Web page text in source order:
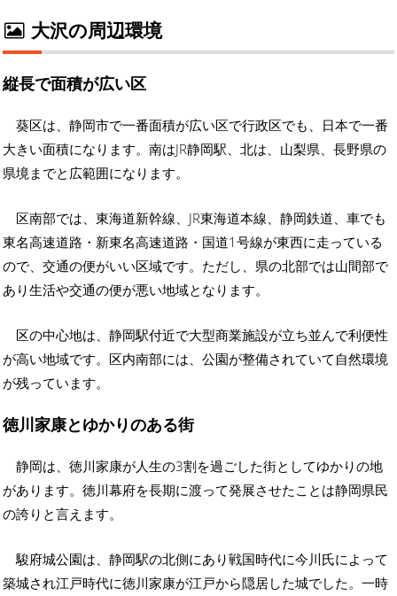
大沢の周辺環境
縦長で面積が広い区
葵区は、静岡市で一番面積が広い区で行政区でも、日本で一番
大きい面積になります。南はJR静岡駅、北は、山梨県、長野県の
県境までと広範囲になります。
区南部では、東海道新幹線、JR東海道本線、静岡鉄道、車でも
東名高速道路・新東名高速道路・国道1号線が東西に走っている
ので、交通の便がいい区域です。ただし、県の北部では山間部で
あり生活や交通の便が悪い地域となります。
区の中心地は、静岡駅付近で大型商業施設が立ち並んで利便性
が高い地域です。区内南部には、公園が整備されていて自然環境
が残っています。
徳川家康とゆかりのある街
静岡は、徳川家康が人生の3割を過ごした街としてゆかりの地
があります。徳川幕府を長期に渡って発展させたことは静岡県民
の誇りと言えます。
駿府城公園は、静岡駅の北側にあり戦国時代に今川氏によって
築城され江戸時代に徳川家康が江戸から隠居した城でした。一時